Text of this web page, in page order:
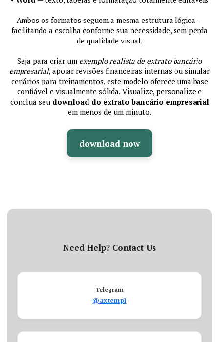
Ambos os formatos seguem a mesma estrutura lógica —
facilitando a escolha conforme sua necessidade, sem perda
de qualidade visual.
Seja para criar um exemplo realista de extrato bancário
empresarial, apoiar revisões financeiras internas ou simular
cenários para treinamentos, este modelo oferece uma base
confiável e visualmente sólida. Visualize, personalize e
conclua seu download do extrato bancário empresarial
em menos de um minuto.
download now
Need Help? Contact Us
Telegram
@axtempl